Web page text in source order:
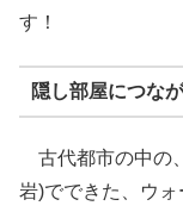
す！
隠し部屋につな
古代都市の中の
岩)でできた、ウ